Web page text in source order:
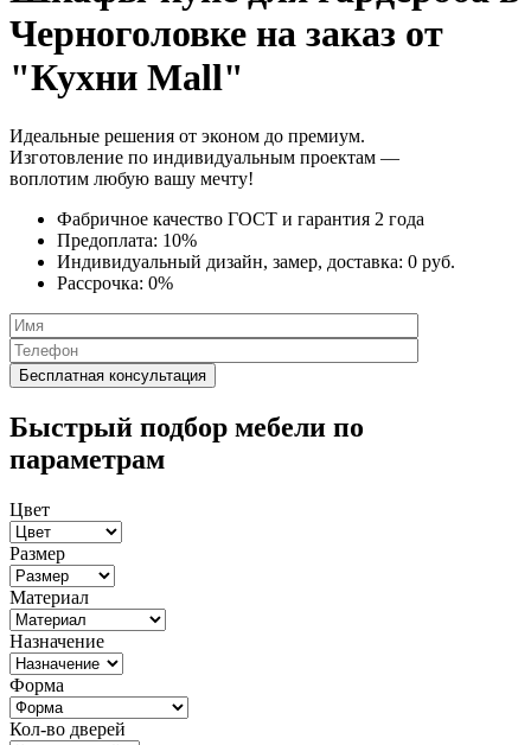
Черноголовке на заказ от
"Кухни Mall"
Идеальные решения от эконом до премиум.
Изготовление по индивидуальным проектам —
воплотим любую вашу мечту!
Фабричное качество ГОСТ и гарантия 2 года
Предоплата: 10%
Индивидуальный дизайн, замер, доставка: 0 руб.
Рассрочка: 0%
Быстрый подбор мебели по
параметрам
Цвет
Размер
Материал
Назначение
Форма
Кол-во дверей